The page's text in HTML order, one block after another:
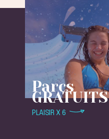
Parcs
GRATUITS
PLAISIR X 6